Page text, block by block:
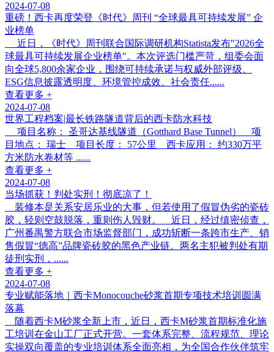
2024-07-08
重磅！西卡再度荣登《时代》周刊 “全球最具可持续发展” 企
业榜单
近日，《时代》周刊联合国际调研机构Statista发布"2026全
球最具可持续发展企业榜单"。本次评选门槛严苛，组委会面
向全球5,800余家企业，围绕可持续承诺与权威外部评级、
ESG信息披露透明度、环境管控成效、社会责任......
查看更多 +
2024-07-08
世界工程档案|最长铁路隧道背后的西卡防水科技
项目名称： 圣哥达基线隧道（Gotthard Base Tunnel） 项
目地点： 瑞士 项目长度： 57公里 西卡应用： 约330万平
方米防水卷材等 ......
查看更多 +
2024-07-08
当场抓获！判处实刑！彻底凉了！
装修本是关系安居乐业的大事，但若使用了假冒伪劣的瓷砖
胶，轻则空鼓脱落，重则伤人毁财。 近日，经过缜密侦查，
广州番禺警方联合市场监督部门，成功斩断一条跨市生产、销
售假冒“德高”品牌瓷砖胶的黑色产业链。两名主犯被判处有期
徒刑实刑，......
查看更多 +
2024-07-08
专业赋能落地｜西卡Monocouche砂浆首期专项技术培训圆满
落幕
随着西卡M砂浆全新上市，近日，西卡M砂浆首期标准化施
工培训在金山工厂正式开营。一套体系完整、流程规范、理论
实操双向覆盖的专业培训体系全面亮相，为全国合作伙伴筑牢